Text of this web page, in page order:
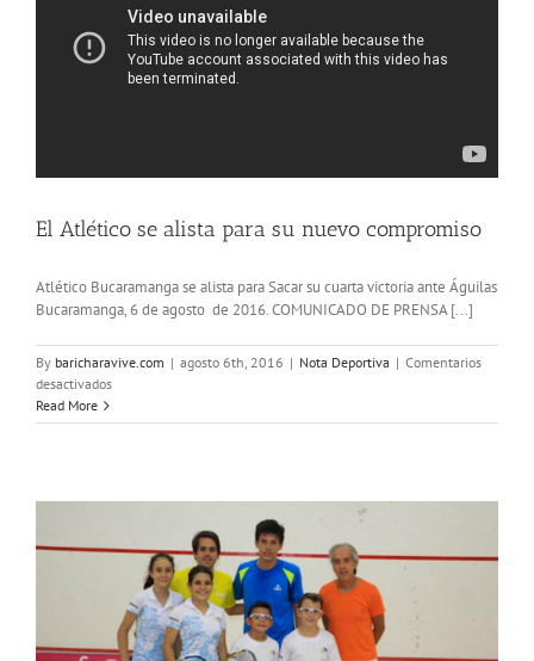
El Atlético se alista para su nuevo compromiso
Atlético Bucaramanga se alista para Sacar su cuarta victoria ante Águilas
Bucaramanga, 6 de agosto de 2016. COMUNICADO DE PRENSA [...]
By baricharavive.com | agosto 6th, 2016 | Nota Deportiva | Comentarios
desactivadosen
Atlético
compromiso
Read More